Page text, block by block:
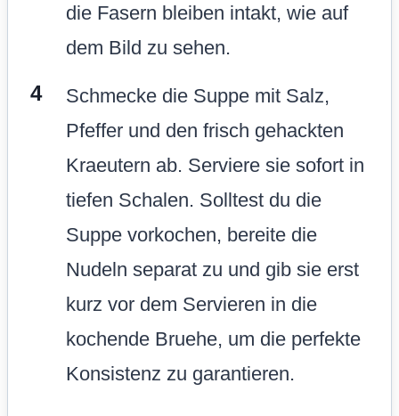
die Fasern bleiben intakt, wie auf
dem Bild zu sehen.
Schmecke die Suppe mit Salz,
Pfeffer und den frisch gehackten
Kraeutern ab. Serviere sie sofort in
tiefen Schalen. Solltest du die
Suppe vorkochen, bereite die
Nudeln separat zu und gib sie erst
kurz vor dem Servieren in die
kochende Bruehe, um die perfekte
Konsistenz zu garantieren.